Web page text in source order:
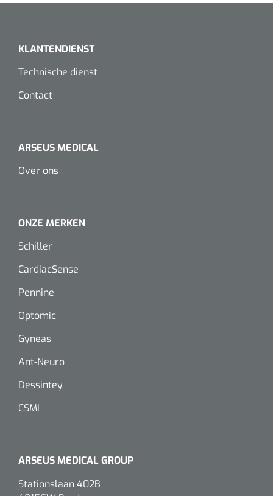
Toiletbeugels
KLANTENDIENST
Technische dienst
Contact
ARSEUS MEDICAL
Over ons
ONZE MERKEN
Schiller
CardiacSense
Pennine
Optomic
Gyneas
Ant-Neuro
Dessintey
CSMI
ARSEUS MEDICAL GROUP
Stationslaan 402B